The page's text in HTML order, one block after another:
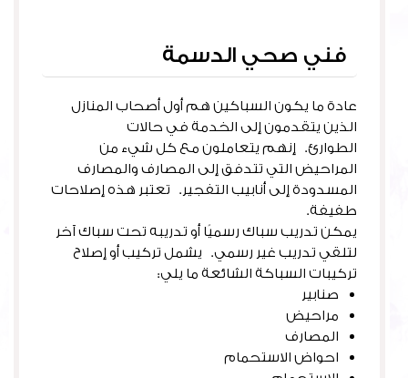
فني صحي الدسمة
عادة ما يكون السباكين هم أول أصحاب المنازل
الذين يتقدمون إلى الخدمة في حالات
الطوارئ. إنهم يتعاملون مع كل شيء من
المراحيض التي تتدفق إلى المصارف والمصارف
المسدودة إلى أنابيب التفجير. تعتبر هذه إصلاحات
طفيفة.
يمكن تدريب سباك رسميًا أو تدريبه تحت سباك آخر
لتلقي تدريب غير رسمي. يشمل تركيب أو إصلاح
تركيبات السباكة الشائعة ما يلي:
صنابير
مراحيض
المصارف
احواض الاستحمام